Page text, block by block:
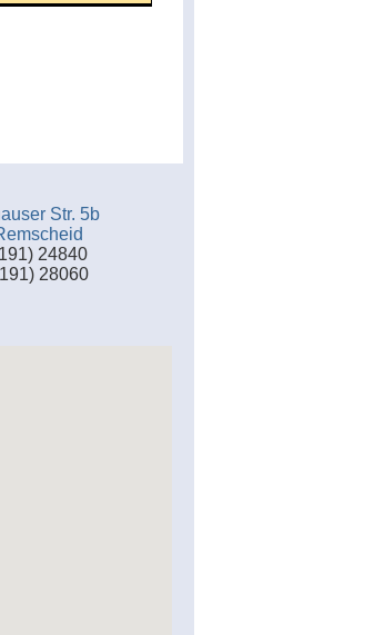
Str. 5b
24840
28060